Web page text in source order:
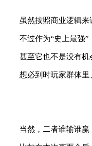
虽然按照商业逻辑来讲
不过作为“史上最强”，
甚至它也不是没有机会
想必到时玩家群体里、
当然，二者谁输谁赢